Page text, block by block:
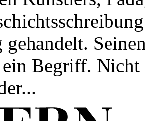
gehandelt.
ein Begriff.